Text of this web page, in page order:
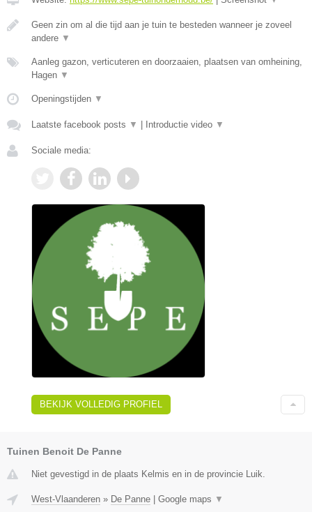
Geen zin om al die tijd aan je tuin te besteden wanneer je zoveel
andere ▼
Aanleg gazon, verticuteren en doorzaaien, plaatsen van omheining,
Hagen ▼
Openingstijden ▼
Laatste facebook posts ▼ Introductie video ▼
Sociale media:
BEKIJK VOLLEDIG PROFIEL
Tuinen Benoit De Panne
Niet gevestigd in de plaats Kelmis en in de provincie Luik.
West-Vlaanderen » De Panne Google maps ▼